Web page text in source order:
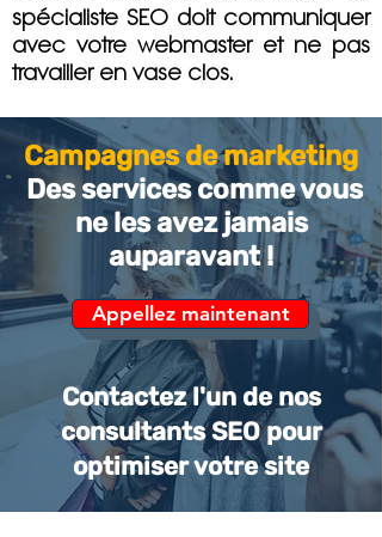
spécialiste SEO doit communiquer
avec votre webmaster et ne pas
travailler en vase clos.
Campagnes de marketing
Des services comme vous
ne les avez jamais
auparavant !
Appellez maintenant
Contactez l'un de nos
consultants SEO pour
optimiser votre site